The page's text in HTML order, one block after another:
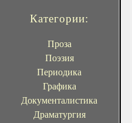
Категории:
Проза
Поэзия
Периодика
Графика
Документалистика
Драматургия